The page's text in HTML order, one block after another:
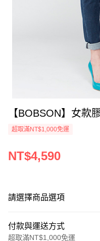
【BOBSON】女款
超取滿NT$1,000免運
NT$4,590
請選擇商品選項
付款與運送方式
超取滿NT$1,000免運